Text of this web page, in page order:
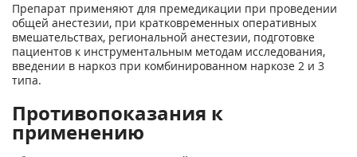
Препарат применяют для премедикации при проведении
общей анестезии, при кратковременных оперативных
вмешательствах, региональной анестезии, подготовке
пациентов к инструментальным методам исследования,
введении в наркоз при комбинированном наркозе 2 и 3
типа.
Противопоказания к
применению